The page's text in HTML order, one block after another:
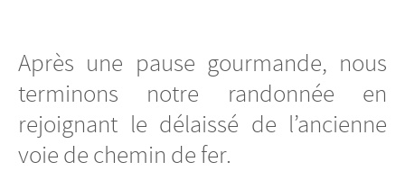
Après une pause gourmande, nous
terminons notre randonnée en
rejoignant le délaissé de l’ancienne
voie de chemin de fer.